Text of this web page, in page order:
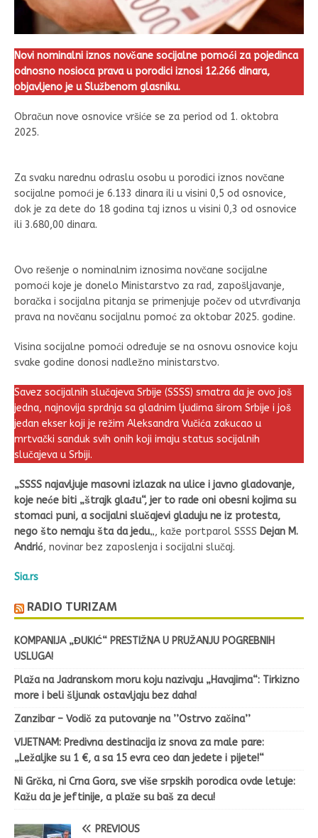
Novi nominalni iznos novčane socijalne pomoći za pojedinca
odnosno nosioca prava u porodici iznosi 12.266 dinara,
objavljeno je u Službenom glasniku.
Obračun nove osnovice vršiće se za period od 1. oktobra
2025.
Za svaku narednu odraslu osobu u porodici iznos novčane
socijalne pomoći je 6.133 dinara ili u visini 0,5 od osnovice,
dok je za dete do 18 godina taj iznos u visini 0,3 od osnovice
ili 3.680,00 dinara.
Ovo rešenje o nominalnim iznosima novčane socijalne
pomoći koje je donelo Ministarstvo za rad, zapošljavanje,
boračka i socijalna pitanja se primenjuje počev od utvrđivanja
prava na novčanu socijalnu pomoć za oktobar 2025. godine.
Visina socijalne pomoći određuje se na osnovu osnovice koju
svake godine donosi nadležno ministarstvo.
Savez socijalnih slučajeva Srbije (SSSS) smatra da je ovo još
jedna, najnovija sprdnja sa gladnim ljudima širom Srbije i još
jedan ekser koji je režim Aleksandra Vučića zakucao u
mrtvački sanduk svih onih koji imaju status socijalnih
slučajeva u Srbiji.
„SSSS najavljuje masovni izlazak na ulice i javno gladovanje,
koje neće biti „štrajk glađu“, jer to rade oni obesni kojima su
stomaci puni, a socijalni slučajevi gladuju ne iz protesta,
nego što nemaju šta da jedu„, kaže portparol SSSS Dejan M.
Andrić, novinar bez zaposlenja i socijalni slučaj.
Sia.rs
RADIO TURIZAM
KOMPANIJA „ĐUKIĆ“ PRESTIŽNA U PRUŽANJU POGREBNIH
USLUGA!
Plaža na Jadranskom moru koju nazivaju „Havajima“: Tirkizno
more i beli šljunak ostavljaju bez daha!
Zanzibar – Vodič za putovanje na ’’Ostrvo začina’’
VIJETNAM: Predivna destinacija iz snova za male pare:
„Ležaljke su 1 €, a sa 15 evra ceo dan jedete i pijete!“
Ni Grčka, ni Crna Gora, sve više srpskih porodica ovde letuje:
Kažu da je jeftinije, a plaže su baš za decu!
PREVIOUS